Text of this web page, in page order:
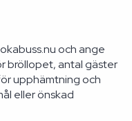
och ange
bröllopet, antal gäster
upphämtning och
eller önskad